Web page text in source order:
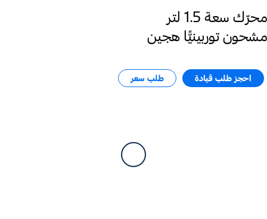
محرّك سعة 1.5 لتر‎
مشحون توربينيًّا هجين
احجز طلب قيادة​ طلب سعر​